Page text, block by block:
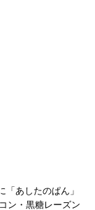
「あしたのぱん」
ン・黒糖レーズン